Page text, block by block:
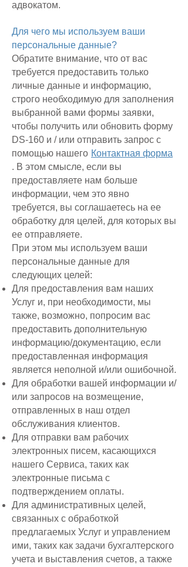
адвокатом.
Для чего мы используем ваши
персональные данные?
Обратите внимание, что от вас
требуется предоставить только
личные данные и информацию,
строго необходимую для заполнения
выбранной вами формы заявки,
чтобы получить или обновить форму
DS-160 и / или отправить запрос с
помощью нашего Контактная форма
. В этом смысле, если вы
предоставляете нам больше
информации, чем это явно
требуется, вы соглашаетесь на ее
обработку для целей, для которых вы
ее отправляете.
При этом мы используем ваши
персональные данные для
следующих целей:
Для предоставления вам наших
Услуг и, при необходимости, мы
также, возможно, попросим вас
предоставить дополнительную
информацию/документацию, если
предоставленная информация
является неполной и/или ошибочной.
Для обработки вашей информации и/
или запросов на возмещение,
отправленных в наш отдел
обслуживания клиентов.
Для отправки вам рабочих
электронных писем, касающихся
нашего Сервиса, таких как
электронные письма с
подтверждением оплаты.
Для административных целей,
связанных с обработкой
предлагаемых Услуг и управлением
ими, таких как задачи бухгалтерского
учета и выставления счетов, а также